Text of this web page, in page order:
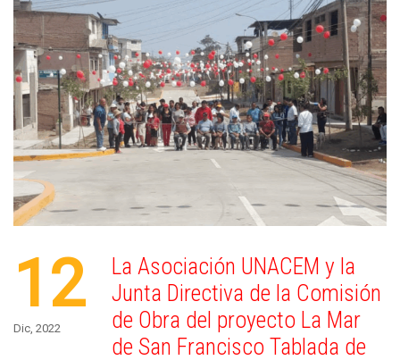
12
Dic, 2022
La Asociación UNACEM y la
Junta Directiva de la Comisión
de Obra del proyecto La Mar
de San Francisco Tablada de